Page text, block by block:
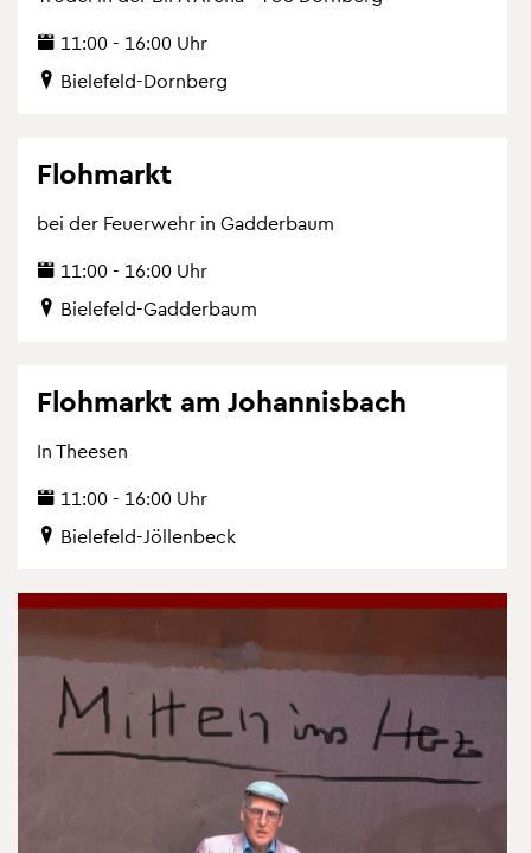
11:00 - 16:00 Uhr
Bie­le­feld-Dorn­berg
Floh­markt
bei der Feu­er­wehr in Gad­der­baum
11:00 - 16:00 Uhr
Bie­le­feld-Gad­der­baum
Floh­markt am Jo­han­nis­bach
In Theesen
11:00 - 16:00 Uhr
Bie­le­feld-Jöl­len­beck